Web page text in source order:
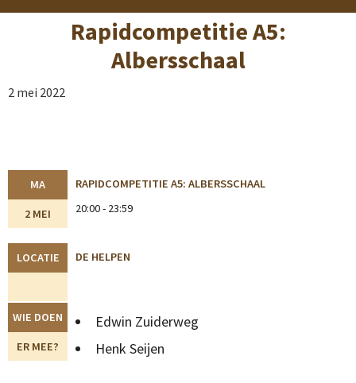
Rapidcompetitie A5:
Albersschaal
2 mei 2022
MA
2 MEI
RAPIDCOMPETITIE A5: ALBERSSCHAAL
20:00 - 23:59
LOCATIE DE HELPEN
WIE DOEN
ER MEE?
Edwin Zuiderweg
Henk Seijen